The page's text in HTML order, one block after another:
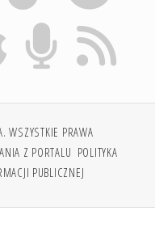
PRAWA
Z PORTALU POLITYKA
PUBLICZNEJ